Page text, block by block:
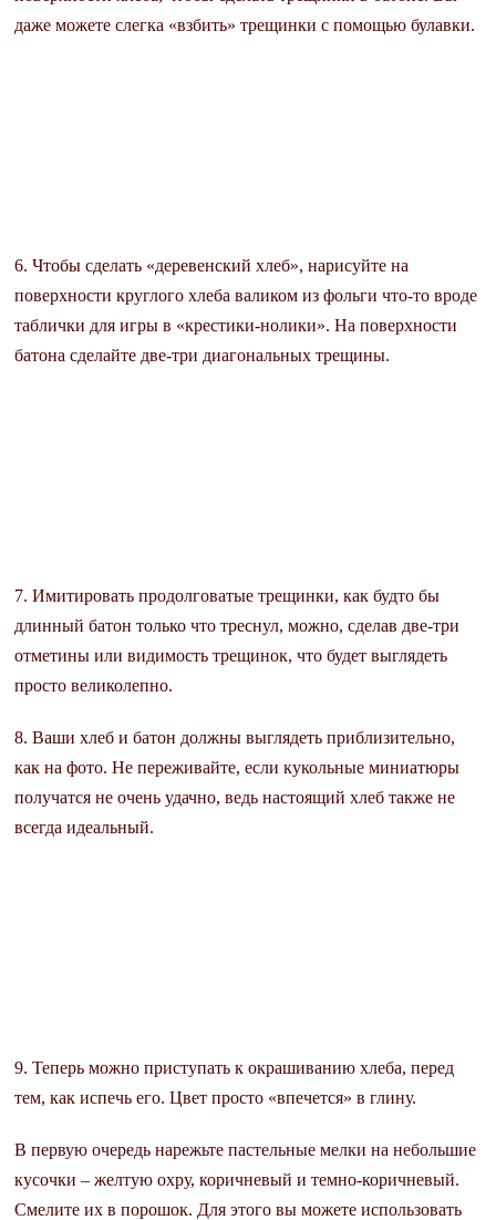
даже можете слегка «взбить» трещинки с помощью булавки.
6. Чтобы сделать «деревенский хлеб», нарисуйте на
поверхности круглого хлеба валиком из фольги что-то вроде
таблички для игры в «крестики-нолики». На поверхности
батона сделайте две-три диагональных трещины.
7. Имитировать продолговатые трещинки, как будто бы
длинный батон только что треснул, можно, сделав две-три
отметины или видимость трещинок, что будет выглядеть
просто великолепно.
8. Ваши хлеб и батон должны выглядеть приблизительно,
как на фото. Не переживайте, если кукольные миниатюры
получатся не очень удачно, ведь настоящий хлеб также не
всегда идеальный.
9. Теперь можно приступать к окрашиванию хлеба, перед
тем, как испечь его. Цвет просто «впечется» в глину.
В первую очередь нарежьте пастельные мелки на небольшие
кусочки – желтую охру, коричневый и темно-коричневый.
Смелите их в порошок. Для этого вы можете использовать